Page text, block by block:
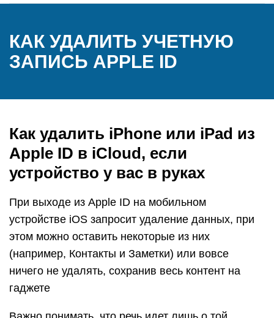
КАК УДАЛИТЬ УЧЕТНУЮ
ЗАПИСЬ APPLE ID
Как удалить iPhone или iPad из
Apple ID в iCloud, если
устройство у вас в руках
При выходе из Apple ID на мобильном
устройстве iOS запросит удаление данных, при
этом можно оставить некоторые из них
(например, Контакты и Заметки) или вовсе
ничего не удалять, сохранив весь контент на
гаджете